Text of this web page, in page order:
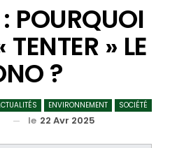
POURQUOI
» LE
?
ENVIRONNEMENT SOCIÉTÉ
le 22 Avr 2025